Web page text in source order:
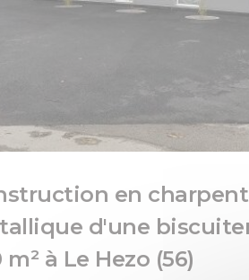
en
d'une
m² à Le Hezo (56)